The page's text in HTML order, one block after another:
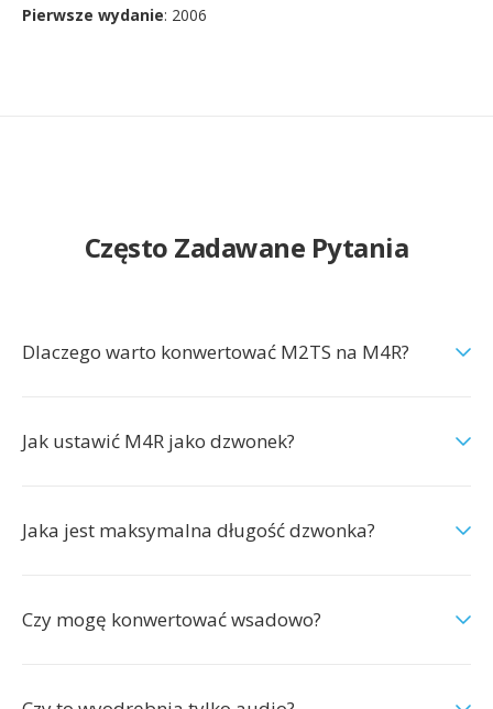
Pierwsze wydanie: 2006
Często Zadawane Pytania
Dlaczego warto konwertować M2TS na M4R?
Jak ustawić M4R jako dzwonek?
Jaka jest maksymalna długość dzwonka?
Czy mogę konwertować wsadowo?